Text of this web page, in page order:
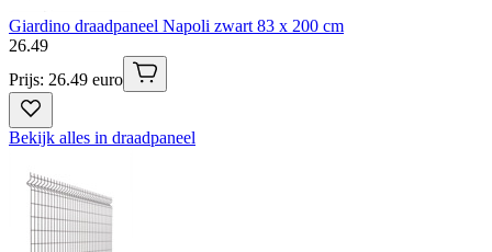
Giardino draadpaneel Napoli zwart 83 x 200 cm
26.49
Prijs: 26.49 euro
Bekijk alles in draadpaneel